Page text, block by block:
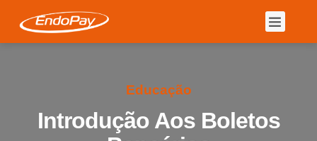
Educação
Introdução Aos Boletos